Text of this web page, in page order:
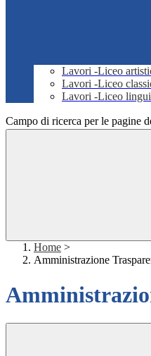
Lavori -Liceo
Lavori -Liceo
Lavori -Liceo
Campo di ricerca per le pagine
Home >
Amministrazione